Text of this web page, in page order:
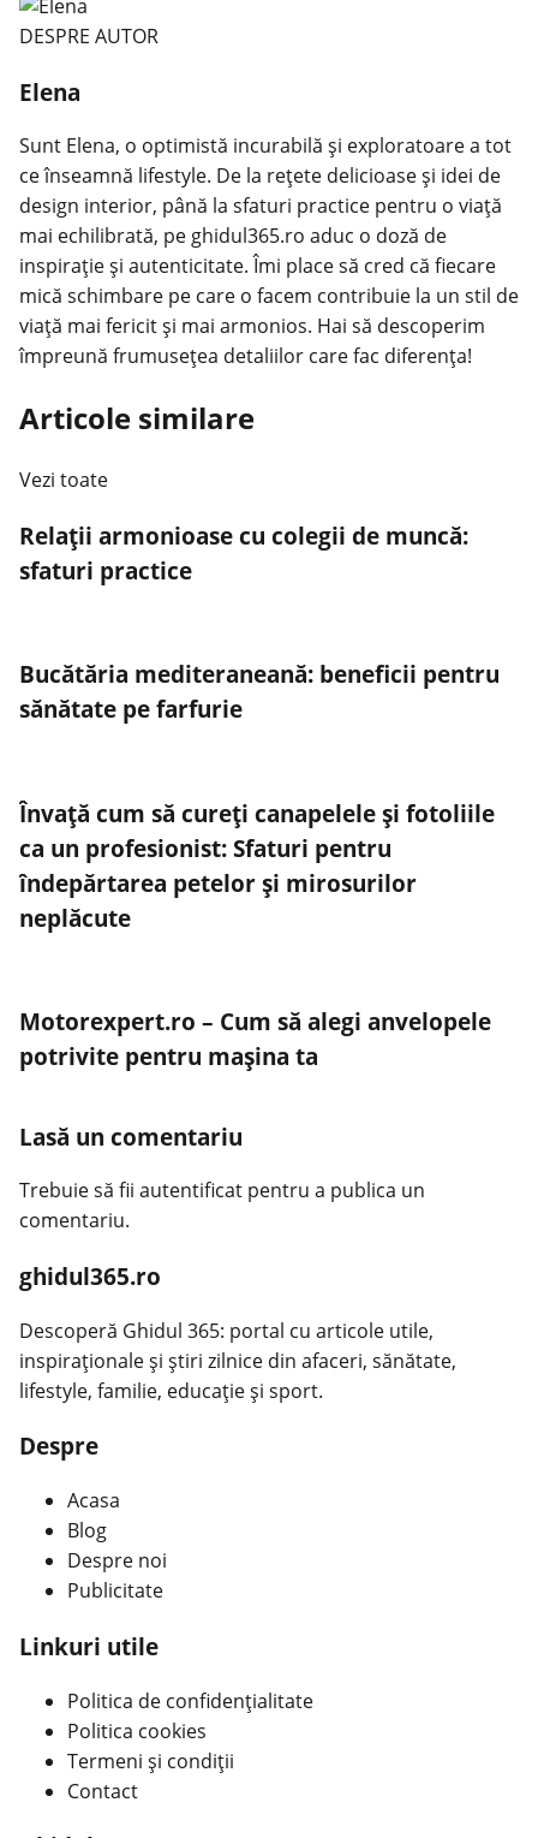
DESPRE AUTOR
Elena
Sunt Elena, o optimistă incurabilă și exploratoare a tot
ce înseamnă lifestyle. De la rețete delicioase și idei de
design interior, până la sfaturi practice pentru o viață
mai echilibrată, pe ghidul365.ro aduc o doză de
inspirație și autenticitate. Îmi place să cred că fiecare
mică schimbare pe care o facem contribuie la un stil de
viață mai fericit și mai armonios. Hai să descoperim
împreună frumusețea detaliilor care fac diferența!
Articole similare
Vezi toate
Relații armonioase cu colegii de muncă:
sfaturi practice
Bucătăria mediteraneană: beneficii pentru
sănătate pe farfurie
Învață cum să cureți canapelele și fotoliile
ca un profesionist: Sfaturi pentru
îndepărtarea petelor și mirosurilor
neplăcute
Motorexpert.ro – Cum să alegi anvelopele
potrivite pentru mașina ta
Lasă un comentariu
Trebuie să fii autentificat pentru a publica un
comentariu.
ghidul365.ro
Descoperă Ghidul 365: portal cu articole utile,
inspiraționale și știri zilnice din afaceri, sănătate,
lifestyle, familie, educație și sport.
Despre
Acasa
Blog
Despre noi
Publicitate
Linkuri utile
Politica de confidențialitate
Politica cookies
Termeni și condiții
Contact